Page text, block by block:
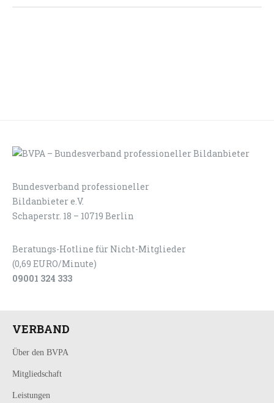
Bundesverband professioneller
Bildanbieter e.V.
Schaperstr. 18 – 10719 Berlin
Beratungs-Hotline für Nicht-Mitglieder
(0,69 EURO/Minute)
09001 324 333
VERBAND
Über den BVPA
Mitgliedschaft
Leistungen